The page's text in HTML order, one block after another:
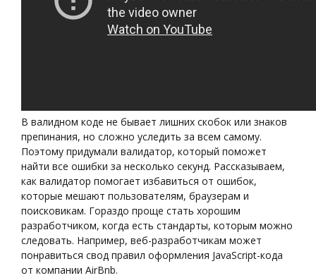
В валидном коде не бывает лишних скобок или знаков
препинания, но сложно уследить за всем самому.
Поэтому придумали валидатор, который поможет
найти все ошибки за несколько секунд. Рассказываем,
как валидатор помогает избавиться от ошибок,
которые мешают пользователям, браузерам и
поисковикам. Гораздо проще стать хорошим
разработчиком, когда есть стандарты, которым можно
следовать. Например, веб-разработчикам может
понравиться свод правил оформления JavaScript-кода
от компании AirBnb.